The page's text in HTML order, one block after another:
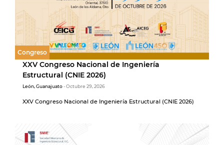
Congreso
XXV Congreso Nacional de Ingeniería
Estructural (CNIE 2026)
León, Guanajuato- Octubre 29, 2026
XXV Congreso Nacional de Ingeniería Estructural (CNIE 2026)